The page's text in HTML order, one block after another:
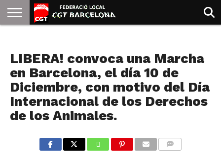
GOLDMAN
LIBERA! convoca una Marcha
en Barcelona, el día 10 de
Diciembre, con motivo del Día
Internacional de los Derechos
de los Animales.